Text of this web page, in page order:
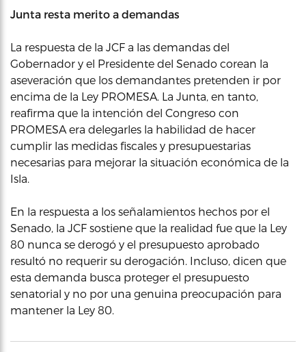
Junta resta merito a demandas
La respuesta de la JCF a las demandas del
Gobernador y el Presidente del Senado corean la
aseveración que los demandantes pretenden ir por
encima de la Ley PROMESA. La Junta, en tanto,
reafirma que la intención del Congreso con
PROMESA era delegarles la habilidad de hacer
cumplir las medidas fiscales y presupuestarias
necesarias para mejorar la situación económica de la
Isla.
En la respuesta a los señalamientos hechos por el
Senado, la JCF sostiene que la realidad fue que la Ley
80 nunca se derogó y el presupuesto aprobado
resultó no requerir su derogación. Incluso, dicen que
esta demanda busca proteger el presupuesto
senatorial y no por una genuina preocupación para
mantener la Ley 80.